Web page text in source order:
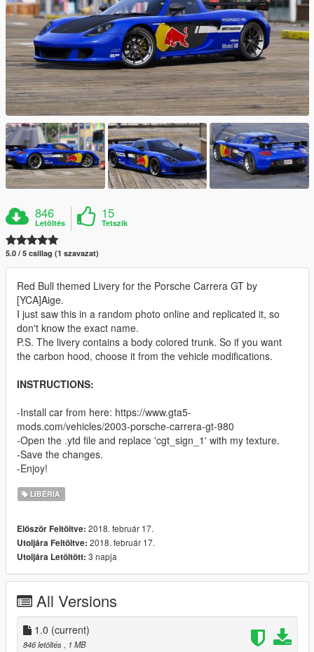
846
Letöltés
15
Tetszik
5.0 / 5 csillag (1 szavazat)
Red Bull themed Livery for the Porsche Carrera GT by
[YCA]Aige.
I just saw this in a random photo online and replicated it, so
don't know the exact name.
P.S. The livery contains a body colored trunk. So if you want
the carbon hood, choose it from the vehicle modifications.
INSTRUCTIONS:
-Install car from here: https://www.gta5-
mods.com/vehicles/2003-porsche-carrera-gt-980
-Open the .ytd file and replace 'cgt_sign_1' with my texture.
-Save the changes.
-Enjoy!
LIBÉRIA
Először Feltöltve: 2018. február 17.
Utoljára Feltöltve: 2018. február 17.
Utoljára Letöltött: 3 napja
All Versions
1.0 (current)
846 letöltés, 1 MB